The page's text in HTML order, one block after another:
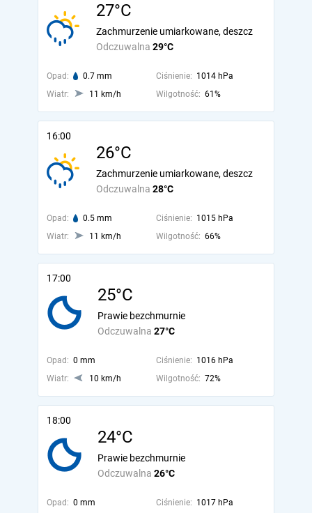
27°C
Odczuwalna 29°C
Zachmurzenie umiarkowane, deszcz
Opad: 0.7 mm Ciśnienie: 1014 hPa
Wiatr:
11 km/h Wilgotność: 61%
16:00
26°C
Odczuwalna 28°C
Zachmurzenie umiarkowane, deszcz
Opad: 0.5 mm Ciśnienie: 1015 hPa
Wiatr:
11 km/h Wilgotność: 66%
17:00
25°C
Odczuwalna 27°C
Prawie bezchmurnie
Opad: 0 mm Ciśnienie: 1016 hPa
Wiatr:
10 km/h Wilgotność: 72%
18:00
24°C
Odczuwalna 26°C
Prawie bezchmurnie
Opad: 0 mm Ciśnienie: 1017 hPa